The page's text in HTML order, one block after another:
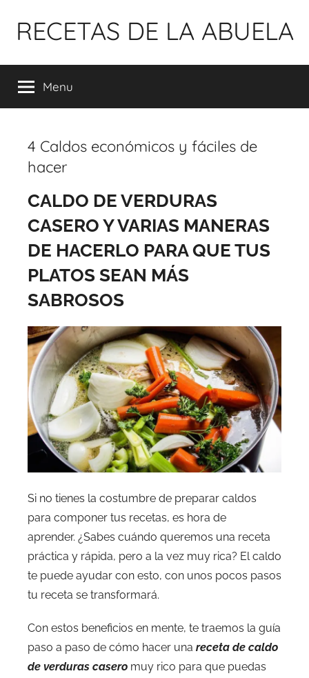
para
conteúdo
RECETAS DE LA ABUELA
Menu
4 Caldos económicos y fáciles de
hacer
CALDO DE VERDURAS
CASERO Y VARIAS MANERAS
DE HACERLO PARA QUE TUS
PLATOS SEAN MÁS
SABROSOS
Si no tienes la costumbre de preparar caldos
para componer tus recetas, es hora de
aprender. ¿Sabes cuándo queremos una receta
práctica y rápida, pero a la vez muy rica? El caldo
te puede ayudar con esto, con unos pocos pasos
tu receta se transformará.
Con estos beneficios en mente, te traemos la guía
paso a paso de cómo hacer una receta de caldo
de verduras casero muy rico para que puedas